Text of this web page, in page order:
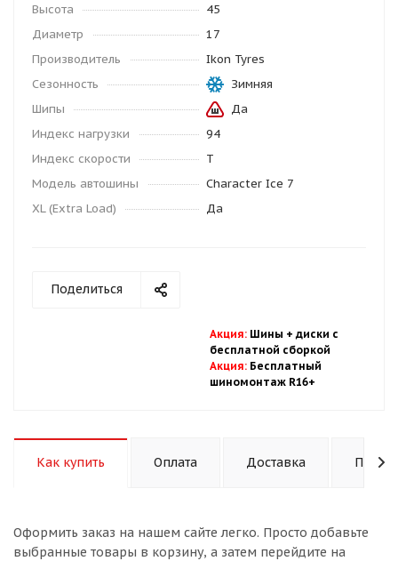
Высота
45
Диаметр
17
Производитель
Ikon Tyres
Сезонность
Зимняя
Шипы
Да
Индекс нагрузки
94
Индекс скорости
T
Модель автошины
Character Ice 7
XL (Extra Load)
Да
Поделиться
Акция: Шины + диски с
бесплатной сборкой
Акция: Бесплатный
шиномонтаж R16+
Как купить Оплата Доставка
Оформить заказ на нашем сайте легко. Просто добавьте
выбранные товары в корзину, а затем перейдите на